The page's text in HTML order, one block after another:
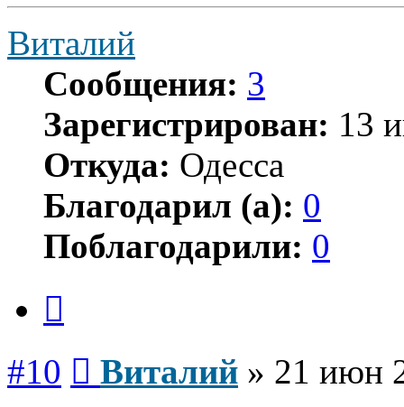
Виталий
Сообщения: 3
Зарегистрирован: 13
Откуда: Одесса
Благодарил (а): 0
Поблагодарили: 0
#10 Виталий » 21 июн